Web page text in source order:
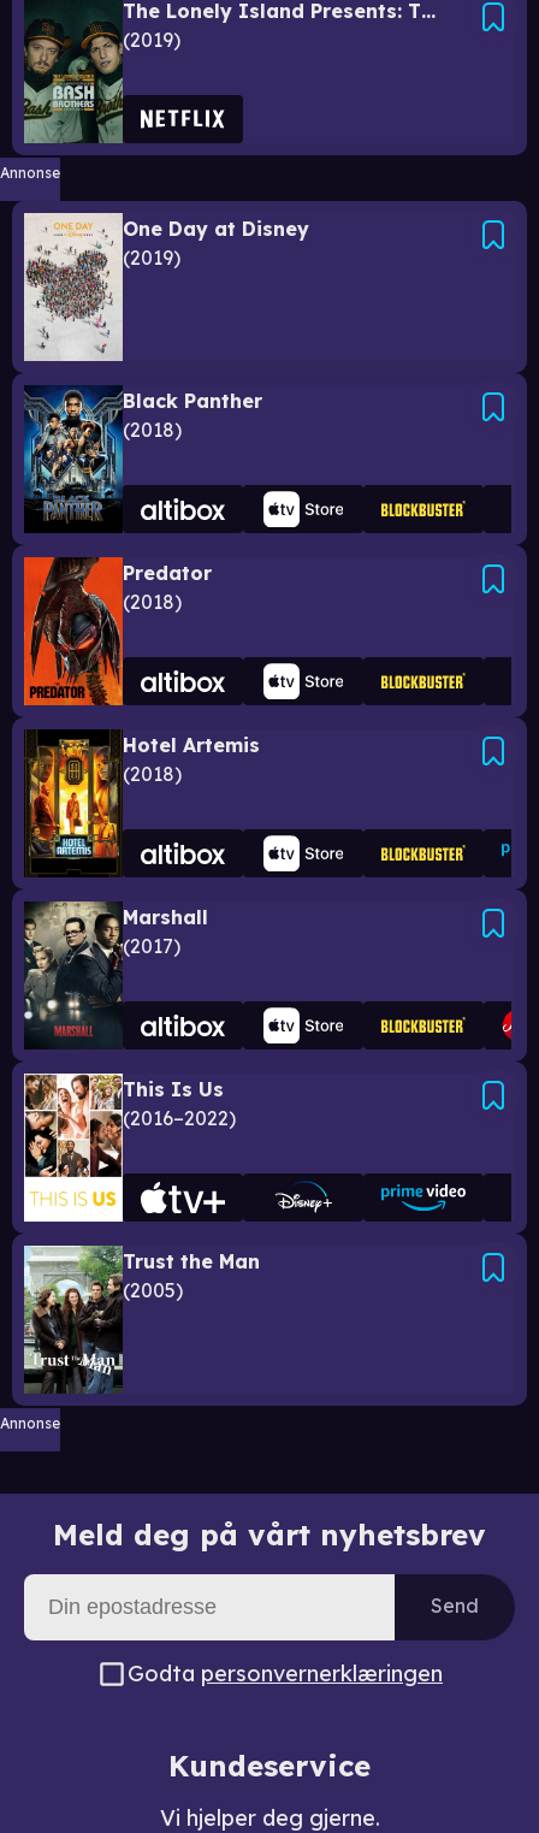
The Lonely Island Presents: The Unauthorized Bash Brothers Experience
2019
Annonse
One Day at Disney
2019
Black Panther
2018
Predator
2018
Hotel Artemis
2018
Marshall
2017
This Is Us
2016–2022
Trust the Man
2005
Annonse
Meld deg på vårt nyhetsbrev
Send
Godta personvernerklæringen
Kundeservice
Vi hjelper deg gjerne.